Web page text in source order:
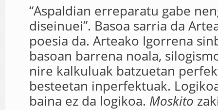
“Aspaldian erreparatu gabe
diseinuei”. Basoa sarria da
poesia da. Arteako Igorrena
basoan barrena noala,
nire kalkuluak batzuetan
besteetan inperfektuak.
baina ez da logikoa. Moskito